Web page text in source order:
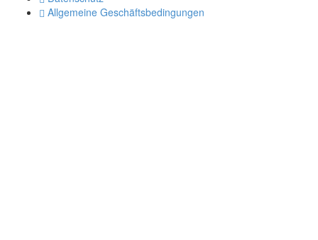
Allgemeine Geschäftsbedingungen